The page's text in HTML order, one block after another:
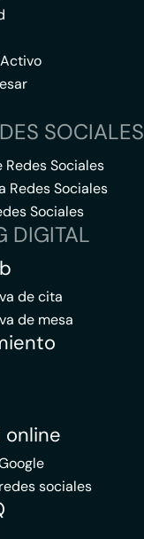
SOCIALES
Redes Sociales
Redes Sociales
Sociales
DIGITAL
de cita
de mesa
online
sociales